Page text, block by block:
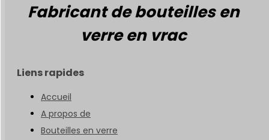
Fabricant de bouteilles en
verre en vrac
Liens rapides
Accueil
A propos de
Bouteilles en verre